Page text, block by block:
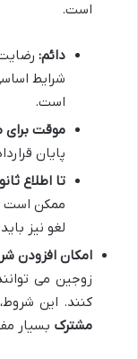
است.
دائم:
شرایط
است.
موقت
پایان
تا اطلاع
ممکن است
لغو نیز
امکان افزودن
زوجین می
کنند. این
مشترک بسیار